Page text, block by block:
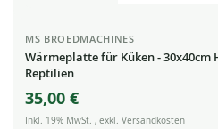
MS BROEDMACHINES
Wärmeplatte für Küken - 30x40cm
Reptilien
35,00 €
Inkl. 19% MwSt. , exkl. Versandkosten